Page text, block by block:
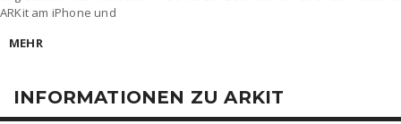
ARKit am iPhone und
MEHR
INFORMATIONEN ZU ARKIT